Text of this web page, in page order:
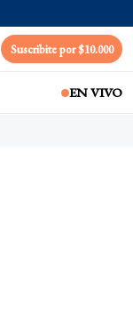
Suscribite por $10.000
EN VIVO